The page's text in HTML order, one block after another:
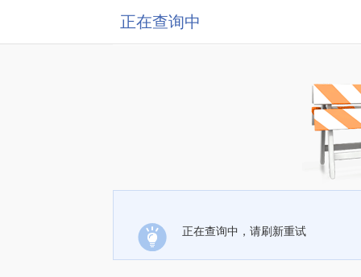
正在查询中
正在查询中，请刷新重试